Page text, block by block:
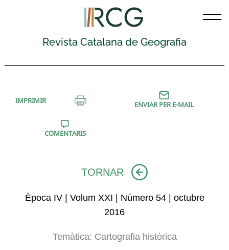
Revista Catalana de Geografia
IMPRIMIR ENVIAR PER E-MAIL
COMENTARIS
TORNAR
Època IV | Volum XXI | Número 54 | octubre
2016
Temàtica: Cartografia històrica